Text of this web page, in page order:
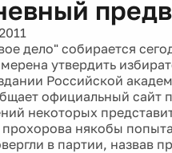
дело" собирается
утвердить
Российской
официальный сайт
некоторых
някобы
в партии, назвав